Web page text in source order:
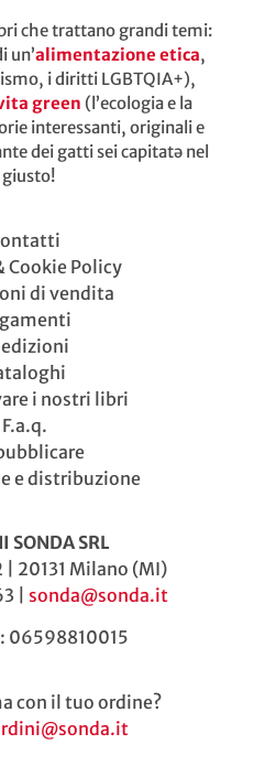
che trattano grandi temi:
un’alimentazione etica,
i diritti LGBTQIA+),
green (l’ecologia e la
interessanti, originali e
dei gatti sei capitatə nel
Cookie Policy
di vendita
i nostri libri
F.a.q.
e distribuzione
SONDA SRL
| 20131 Milano (MI)
| sonda@sonda.it
06598810015
con il tuo ordine?